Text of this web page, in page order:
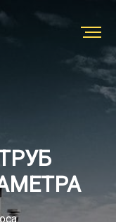
Заказать
перевозку